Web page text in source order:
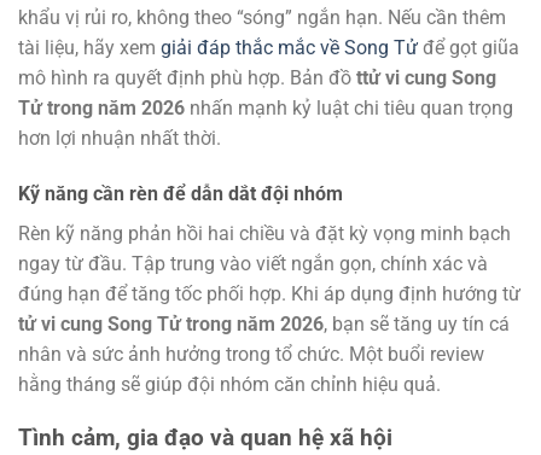
khẩu vị rủi ro, không theo “sóng” ngắn hạn. Nếu cần thêm
tài liệu, hãy xem giải đáp thắc mắc về Song Tử để gọt giũa
mô hình ra quyết định phù hợp. Bản đồ ttử vi cung Song
Tử trong năm 2026 nhấn mạnh kỷ luật chi tiêu quan trọng
hơn lợi nhuận nhất thời.
Kỹ năng cần rèn để dẫn dắt đội nhóm
Rèn kỹ năng phản hồi hai chiều và đặt kỳ vọng minh bạch
ngay từ đầu. Tập trung vào viết ngắn gọn, chính xác và
đúng hạn để tăng tốc phối hợp. Khi áp dụng định hướng từ
tử vi cung Song Tử trong năm 2026, bạn sẽ tăng uy tín cá
nhân và sức ảnh hưởng trong tổ chức. Một buổi review
hằng tháng sẽ giúp đội nhóm căn chỉnh hiệu quả.
Tình cảm, gia đạo và quan hệ xã hội